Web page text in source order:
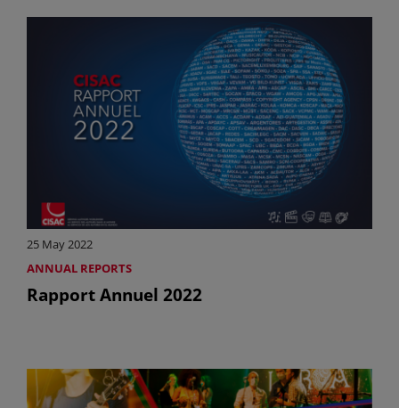
25 May 2022
ANNUAL REPORTS
Rapport Annuel 2022